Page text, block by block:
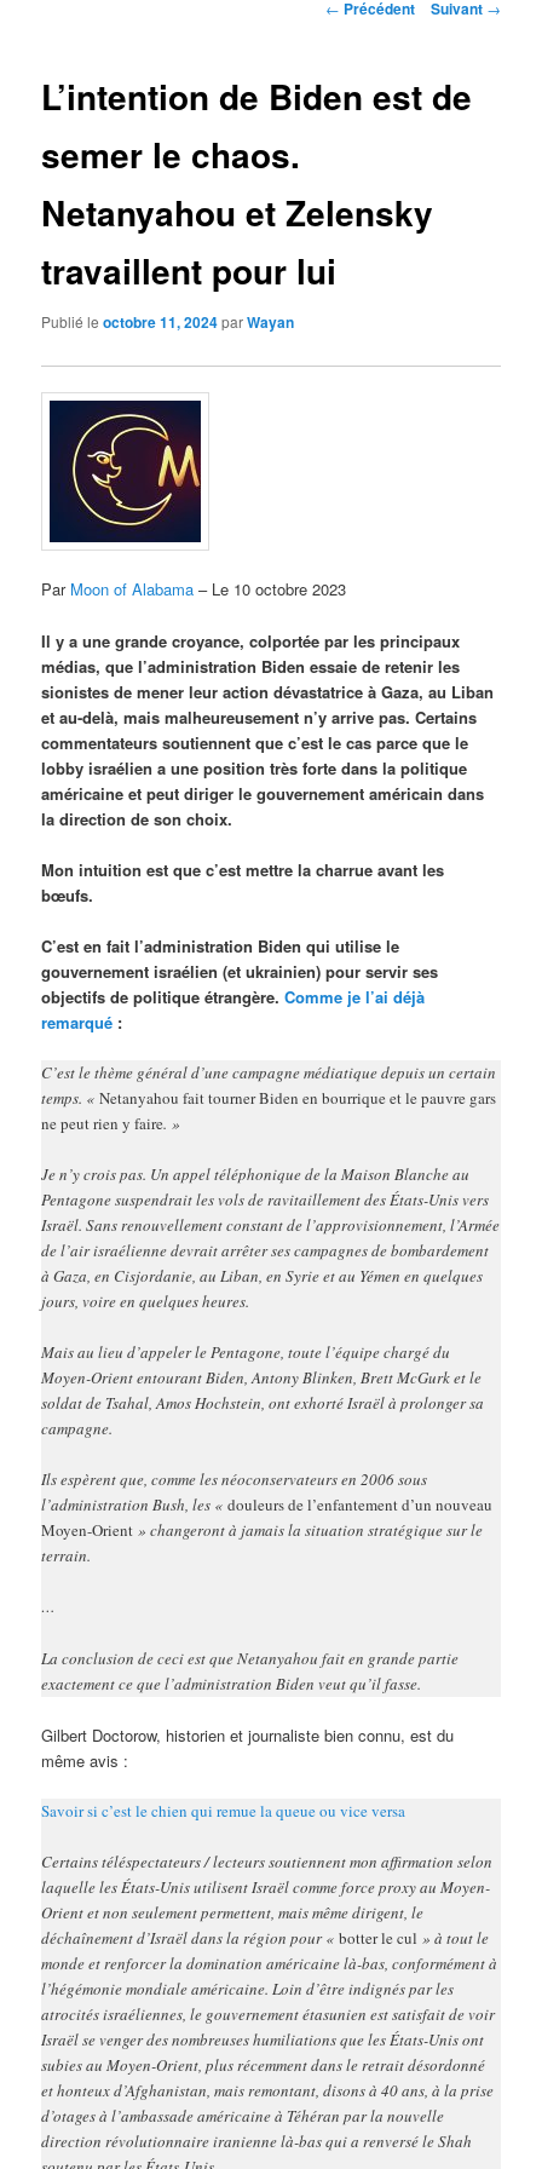
Navigation
← Précédent Suivant →
L’intention de Biden est de
semer le chaos.
Netanyahou et Zelensky
travaillent pour lui
Publié leoctobre 11, 2024parWayan
Par Moon of Alabama – Le 10 octobre 2023
Il y a une grande croyance, colportée par les principaux
médias, que l’administration Biden essaie de retenir les
sionistes de mener leur action dévastatrice à Gaza, au Liban
et au-delà, mais malheureusement n’y arrive pas. Certains
commentateurs soutiennent que c’est le cas parce que le
lobby israélien a une position très forte dans la politique
américaine et peut diriger le gouvernement américain dans
la direction de son choix.
Mon intuition est que c’est mettre la charrue avant les
bœufs.
C’est en fait l’administration Biden qui utilise le
gouvernement israélien (et ukrainien) pour servir ses
objectifs de politique étrangère.Comme je l’ai déjà
remarqué :
C’est le thème général d’une campagne médiatique depuis un certain
temps. «Netanyahou fait tourner Biden en bourrique et le pauvre gars
ne peut rien y faire. »
Je n’y crois pas. Un appel téléphonique de la Maison Blanche au
Pentagone suspendrait les vols de ravitaillement des États-Unis vers
Israël. Sans renouvellement constant de l’approvisionnement, l’Armée
de l’air israélienne devrait arrêter ses campagnes de bombardement
à Gaza, en Cisjordanie, au Liban, en Syrie et au Yémen en quelques
jours, voire en quelques heures.
Mais au lieu d’appeler le Pentagone, toute l’équipe chargé du
Moyen-Orient entourant Biden, Antony Blinken, Brett McGurk et le
soldat de Tsahal, Amos Hochstein, ont exhorté Israël à prolonger sa
campagne.
Ils espèrent que, comme les néoconservateurs en 2006 sous
l’administration Bush, les «douleurs de l’enfantement d’un nouveau
Moyen-Orient » changeront à jamais la situation stratégique sur le
terrain.
…
La conclusion de ceci est que Netanyahou fait en grande partie
exactement ce que l’administration Biden veut qu’il fasse.
Gilbert Doctorow, historien et journaliste bien connu, est du
même avis :
Savoir si c’est le chien qui remue la queue ou vice versa
Certains téléspectateurs / lecteurs soutiennent mon affirmation selon
laquelle les États-Unis utilisent Israël comme force proxy au Moyen-
Orient et non seulement permettent, mais même dirigent, le
déchaînement d’Israël dans la région pour «botter le cul » à tout le
monde et renforcer la domination américaine là-bas, conformément à
l’hégémonie mondiale américaine. Loin d’être indignés par les
atrocités israéliennes, le gouvernement étasunien est satisfait de voir
Israël se venger des nombreuses humiliations que les États-Unis ont
subies au Moyen-Orient, plus récemment dans le retrait désordonné
et honteux d’Afghanistan, mais remontant, disons à 40 ans, à la prise
d’otages à l’ambassade américaine à Téhéran par la nouvelle
direction révolutionnaire iranienne là-bas qui a renversé le Shah